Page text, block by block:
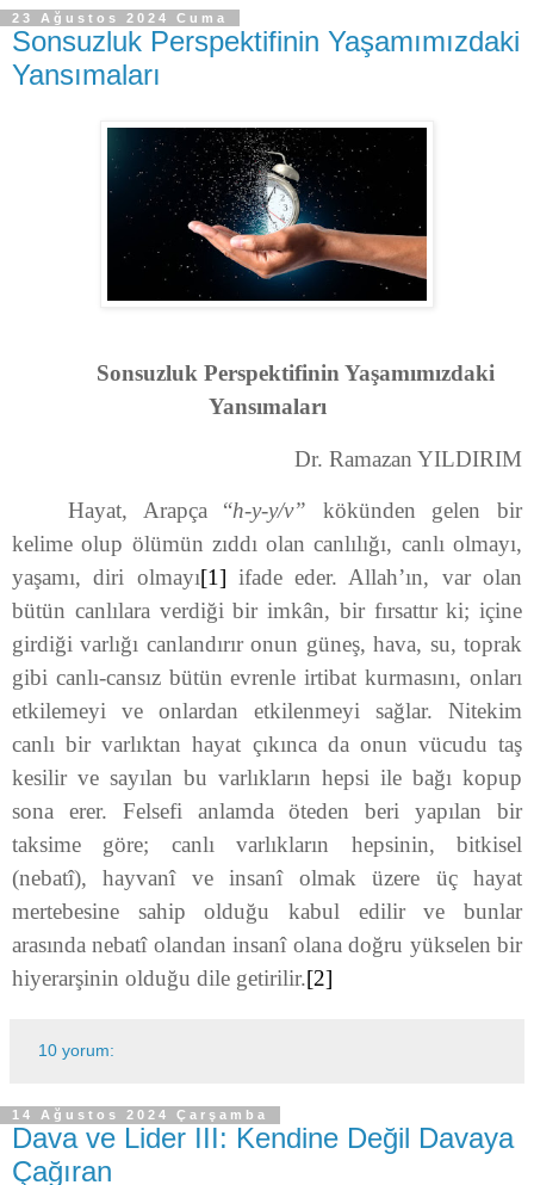
23 Ağustos 2024 Cuma
Sonsuzluk Perspektifinin Yaşamımızdaki
Yansımaları
Sonsuzluk Perspektifinin Yaşamımızdaki
Yansımaları
Dr. Ramazan YILDIRIM
Hayat, Arapça “h-y-y/v” kökünden gelen bir
kelime olup ölümün zıddı olan canlılığı, canlı olmayı,
yaşamı, diri olmayı[1] ifade eder. Allah’ın, var olan
bütün canlılara verdiği bir imkân, bir fırsattır ki; içine
girdiği varlığı canlandırır onun güneş, hava, su, toprak
gibi canlı-cansız bütün evrenle irtibat kurmasını, onları
etkilemeyi ve onlardan etkilenmeyi sağlar. Nitekim
canlı bir varlıktan hayat çıkınca da onun vücudu taş
kesilir ve sayılan bu varlıkların hepsi ile bağı kopup
sona erer. Felsefi anlamda öteden beri yapılan bir
taksime göre; canlı varlıkların hepsinin, bitkisel
(nebatî), hayvanî ve insanî olmak üzere üç hayat
mertebesine sahip olduğu kabul edilir ve bunlar
arasında nebatî olandan insanî olana doğru yükselen bir
hiyerarşinin olduğu dile getirilir.[2]
10 yorum:
14 Ağustos 2024 Çarşamba
Dava ve Lider III: Kendine Değil Davaya
Çağıran